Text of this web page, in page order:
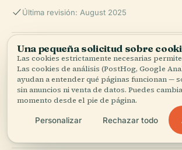
Última revisión: August 2025
Exploring Asia Plaza in Kaohsiung:
Information & Future Prospects, 2025,
Exploring Asia Plaza, Kaohsiung:
Economic Hub, and Visitor Guide,
Una pequeña solicitud sobre
Las cookies estrictamente necesarias
Las cookies de análisis (PostHog, Google
ayudan a entender qué páginas funcionan —
sin anuncios ni venta de datos. Puedes
momento desde el pie de página.
Personalizar Rechazar todo